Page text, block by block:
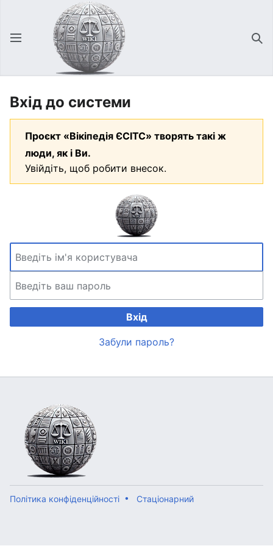
Відкрити головне меню
Вхід до системи
Проєкт «Вікіпедія ЄСІТС» творять такі ж
люди, як і Ви.
Увійдіть, щоб робити внесок.
Вхід
Забули пароль?
Політика конфіденційності Стаціонарний